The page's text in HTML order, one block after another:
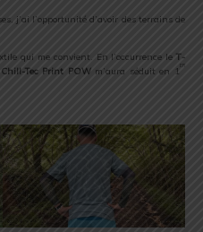
j’ai l’opportunité d’avoir des terrains de
qui me convient. En l’occurrence le T-
Tec Print POWm’aura séduit en 1
er